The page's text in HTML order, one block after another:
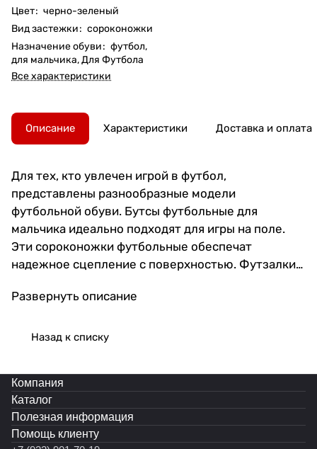
Цвет: черно-зеленый
Вид застежки: сороконожки
Назначение обуви: футбол,
для мальчика, Для Футбола
Все характеристики
Описание Характеристики Доставка и оплата
Для тех, кто увлечен игрой в футбол,
представлены разнообразные модели
футбольной обуви. Бутсы футбольные для
мальчика идеально подходят для игры на поле.
Эти сороконожки футбольные обеспечат
надежное сцепление с поверхностью. Футзалки
спорта на улице подойдут бутсы сороконожки и
удобством в носке. Сороконожки для футбола
ощущение дополнительной фиксации стопы.
Специальная конструкция с носком обеспечивает
дополнительную поддержку стопы и
предотвращает травмы. Для взрослых игроков
Развернуть описание
Назад к списку
Компания
Каталог
Полезная информация
Помощь клиенту